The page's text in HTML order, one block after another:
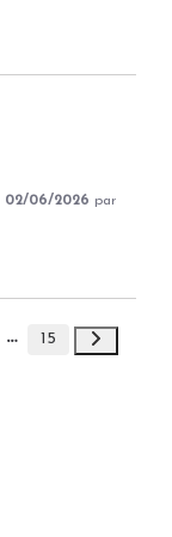
02/06/2026 par
15